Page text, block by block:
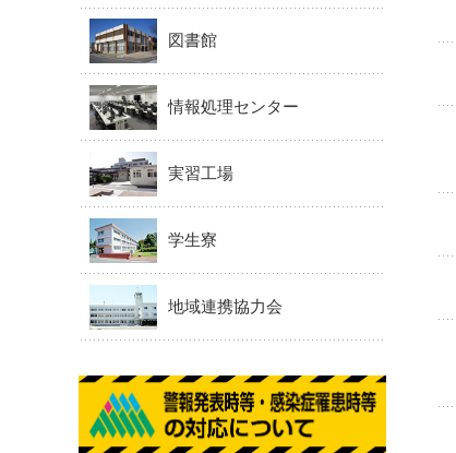
図書館
情報処理センター
実習工場
学生寮
地域連携協力会